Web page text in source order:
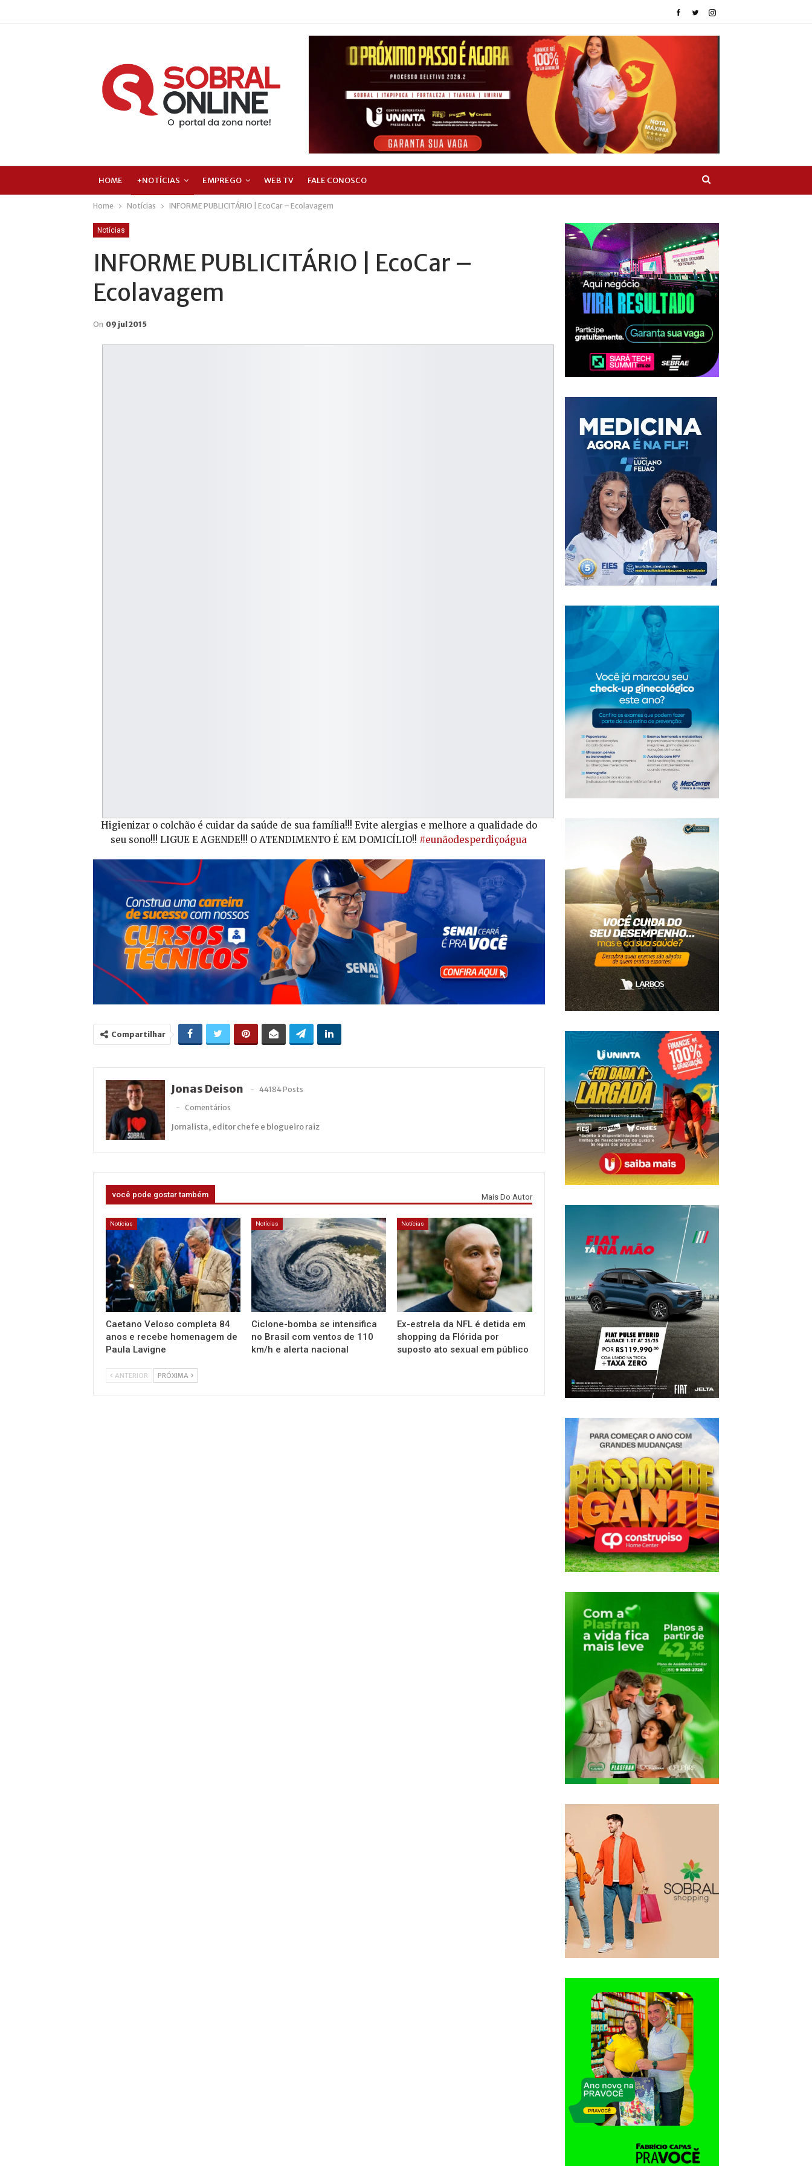
HOME +NOTÍCIAS EMPREGO WEB TV FALE CONOSCO
Home Notícias INFORME PUBLICITÁRIO | EcoCar – Ecolavagem
Notícias
INFORME PUBLICITÁRIO | EcoCar –
Ecolavagem
On 09 jul 2015
Higienizar o colchão é cuidar da saúde de sua família!!! Evite alergias e melhore a qualidade do
seu sono!!! LIGUE E AGENDE!!! O ATENDIMENTO É EM DOMICÍLIO!! ‪#‎eunãodesperdiçoágua‬
Compartilhar
Jonas Deison
44184 Posts
Comentários
Jornalista, editor chefe e blogueiro raiz
você pode gostar também Mais Do Autor
Notícias
Caetano Veloso completa 84
anos e recebe homenagem de
Paula Lavigne
Notícias
Ciclone-bomba se intensifica
no Brasil com ventos de 110
km/h e alerta nacional
Notícias
Ex-estrela da NFL é detida em
shopping da Flórida por
suposto ato sexual em público
ANTERIOR PRÓXIMA